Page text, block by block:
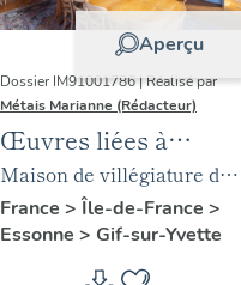
Aperçu
Dossier IM91001786 | Réalisé par
Métais Marianne (Rédacteur)
Œuvres liées à
Juliette Adam
Maison de villégiature dite
château de l'Ermitage
France > Île-de-France >
Essonne > Gif-sur-Yvette